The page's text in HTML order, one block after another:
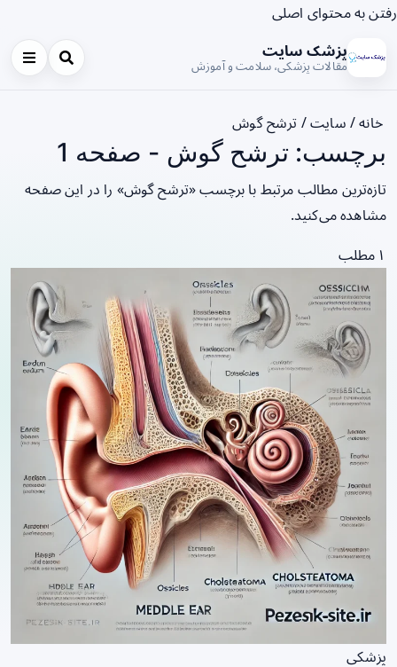
رفتن به محتوای اصلی
پزشک سایت
مقالات پزشکی، سلامت و آموزش
خانه/ سایت/ ترشح گوش
برچسب: ترشح گوش - صفحه 1
تازه‌ترین مطالب مرتبط با برچسب «ترشح گوش» را در این صفحه
مشاهده می‌کنید.
۱ مطلب
پزشکی